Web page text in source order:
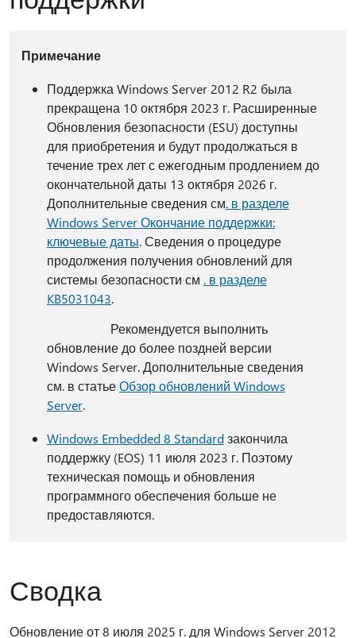
Примечание
Поддержка Windows Server 2012 R2 была
прекращена 10 октября 2023 г. Расширенные
Обновления безопасности (ESU) доступны
для приобретения и будут продолжаться в
течение трех лет с ежегодным продлением до
окончательной даты 13 октября 2026 г.
Дополнительные сведения см. в разделе
Windows Server Окончание поддержки:
ключевые даты. Сведения о процедуре
продолжения получения обновлений для
системы безопасности см . в разделе
KB5031043.
Рекомендуется выполнить
обновление до более поздней версии
Windows Server. Дополнительные сведения
см. в статьеОбзор обновлений Windows
Server.
Windows Embedded 8 Standardзакончила
поддержку (EOS) 11 июля 2023 г. Поэтому
техническая помощь и обновления
программного обеспечения больше не
предоставляются.
Сводка
Обновление от 8 июля 2025 г. для Windows Server 2012